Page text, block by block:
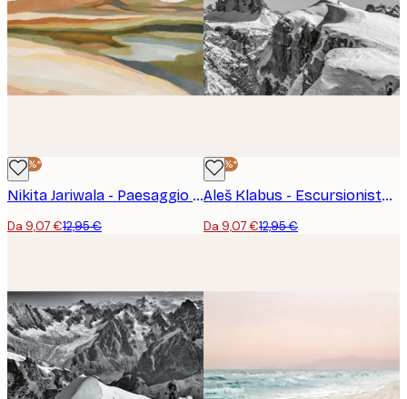
-30%*
Nikita Jariwala - Paesaggio Acquerello Tranquillo No2 Poster
Da 9,07 €12,95 €
-30%*
Aleš Klabus - Escursionista Solitario Cresta Innevata Poster
Da 9,07 €12,95 €